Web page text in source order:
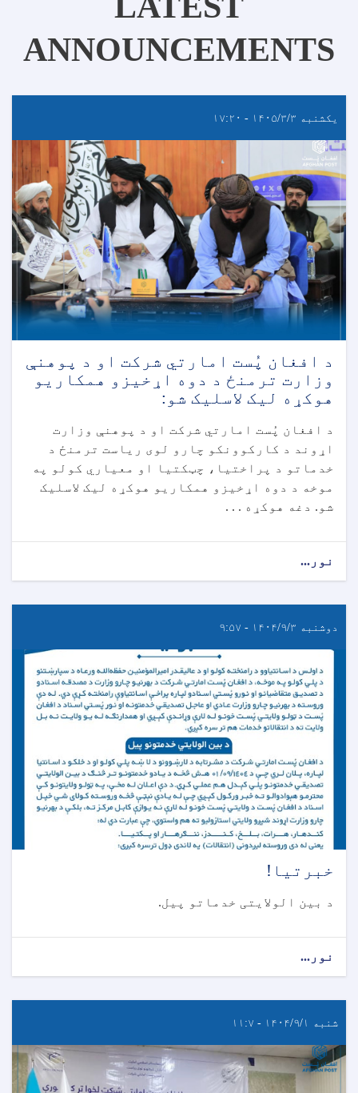
ANNOUNCEMENTS
یکشنبه ۱۴۰۵/۳/۳ - ۱۷:۲۰
د افغان پُست امارتي شرکت او د پوهنې
وزارت ترمنځ د دوه اړخیزو همکاریو
هوکړه لیک لاسلیک شو:
د افغان پُست امارتي شرکت او د پوهنې وزارت
اړوند د کارکوونکو چارو لوی ریاست ترمنځ د
خدماتو د پراختیا، چټکتیا او معیاري کولو په
موخه د دوه اړخیزو همکاریو هوکړه لیک لاسلیک
شو. دغه هوکړه . . .
نور...
دوشنبه ۱۴۰۴/۹/۳ - ۹:۵۷
خبرتیا!
د بین الولایتی خدماتو پیل.
نور...
شنبه ۱۴۰۴/۹/۱ - ۱۱:۷